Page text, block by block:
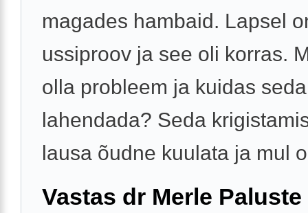
magades hambaid. Lapsel
ussiproov ja see oli korras.
olla probleem ja kuidas
lahendada? Seda
lausa õudne kuulata ja mul
Vastas dr Merle Paluste